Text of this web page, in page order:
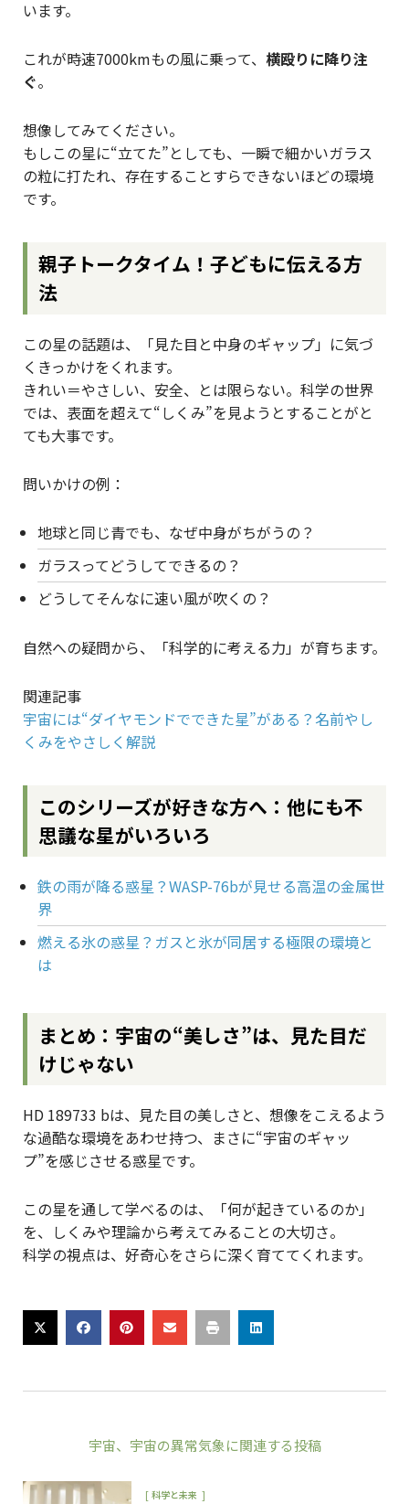
います。
これが時速7000kmもの風に乗って、 横殴りに降り注
ぐ。
想像してみてください。
もしこの星に“立てた”としても、一瞬で細かいガラス
の粒に打たれ、存在することすらできないほどの環境
です。
親子トークタイム！子どもに伝える方
法
この星の話題は、「見た目と中身のギャップ」に気づ
くきっかけをくれます。
きれい＝やさしい、安全、とは限らない。科学の世界
では、表面を超えて“しくみ”を見ようとすることがと
ても大事です。
問いかけの例：
地球と同じ青でも、なぜ中身がちがうの？
ガラスってどうしてできるの？
どうしてそんなに速い風が吹くの？
自然への疑問から、「科学的に考える力」が育ちます。
関連記事
宇宙には“ダイヤモンドでできた星”がある？名前やし
くみをやさしく解説
このシリーズが好きな方へ：他にも不
思議な星がいろいろ
鉄の雨が降る惑星？WASP-76bが見せる高温の金属世
界
燃える氷の惑星？ガスと氷が同居する極限の環境と
は
まとめ：宇宙の“美しさ”は、見た目だ
けじゃない
HD 189733 bは、見た目の美しさと、想像をこえるよう
な過酷な環境をあわせ持つ、まさに“宇宙のギャッ
プ”を感じさせる惑星です。
この星を通して学べるのは、「何が起きているのか」
を、しくみや理論から考えてみることの大切さ。
科学の視点は、好奇心をさらに深く育ててくれます。
宇宙、 宇宙の異常気象に関連する投稿
[ 科学と未来 ]